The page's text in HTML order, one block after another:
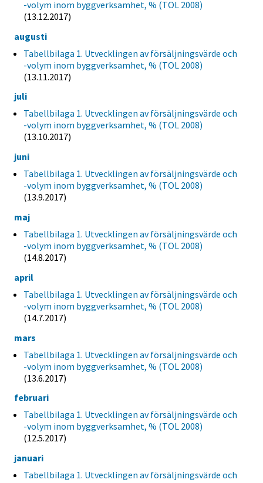
-volym inom byggverksamhet, % (TOL 2008)
(13.12.2017)
augusti
Tabellbilaga 1. Utvecklingen av försäljningsvärde och
-volym inom byggverksamhet, % (TOL 2008)
(13.11.2017)
juli
Tabellbilaga 1. Utvecklingen av försäljningsvärde och
-volym inom byggverksamhet, % (TOL 2008)
(13.10.2017)
juni
Tabellbilaga 1. Utvecklingen av försäljningsvärde och
-volym inom byggverksamhet, % (TOL 2008)
(13.9.2017)
maj
Tabellbilaga 1. Utvecklingen av försäljningsvärde och
-volym inom byggverksamhet, % (TOL 2008)
(14.8.2017)
april
Tabellbilaga 1. Utvecklingen av försäljningsvärde och
-volym inom byggverksamhet, % (TOL 2008)
(14.7.2017)
mars
Tabellbilaga 1. Utvecklingen av försäljningsvärde och
-volym inom byggverksamhet, % (TOL 2008)
(13.6.2017)
februari
Tabellbilaga 1. Utvecklingen av försäljningsvärde och
-volym inom byggverksamhet, % (TOL 2008)
(12.5.2017)
januari
Tabellbilaga 1. Utvecklingen av försäljningsvärde och